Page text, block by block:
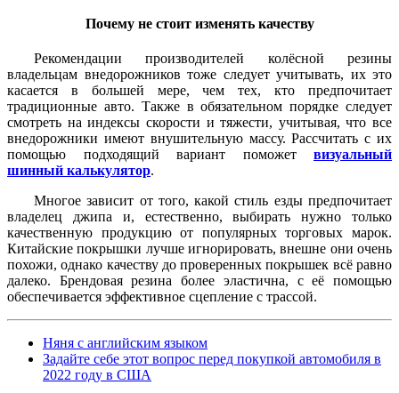
Почему не стоит изменять качеству
Рекомендации производителей колёсной резины
владельцам внедорожников тоже следует учитывать, их это
касается в большей мере, чем тех, кто предпочитает
традиционные авто. Также в обязательном порядке следует
смотреть на индексы скорости и тяжести, учитывая, что все
внедорожники имеют внушительную массу. Рассчитать с их
помощью подходящий вариант поможет визуальный
шинный калькулятор.
Многое зависит от того, какой стиль езды предпочитает
владелец джипа и, естественно, выбирать нужно только
качественную продукцию от популярных торговых марок.
Китайские покрышки лучше игнорировать, внешне они очень
похожи, однако качеству до проверенных покрышек всё равно
далеко. Брендовая резина более эластична, с её помощью
обеспечивается эффективное сцепление с трассой.
Няня с английским языком
Задайте себе этот вопрос перед покупкой автомобиля в
2022 году в США